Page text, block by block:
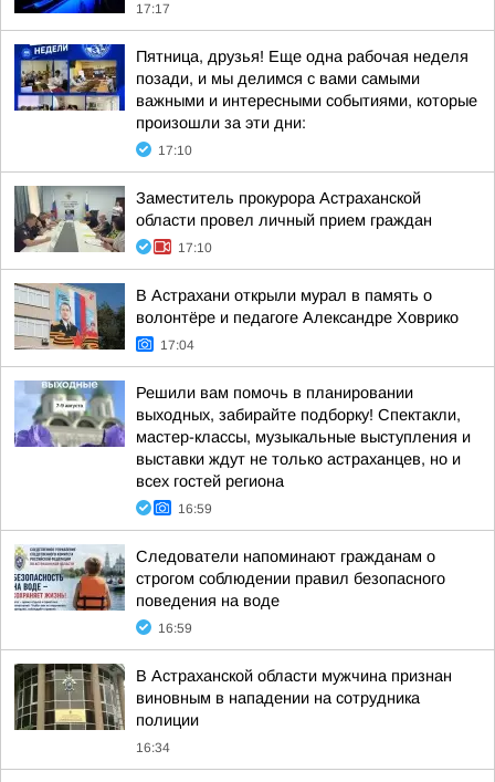
17:17
Пятница, друзья! Еще одна рабочая неделя
позади, и мы делимся с вами самыми
важными и интересными событиями, которые
произошли за эти дни:
17:10
Заместитель прокурора Астраханской
области провел личный прием граждан
17:10
В Астрахани открыли мурал в память о
волонтёре и педагоге Александре Ховрико
17:04
Решили вам помочь в планировании
выходных, забирайте подборку! Спектакли,
мастер-классы, музыкальные выступления и
выставки ждут не только астраханцев, но и
всех гостей региона
16:59
Следователи напоминают гражданам о
строгом соблюдении правил безопасного
поведения на воде
16:59
В Астраханской области мужчина признан
виновным в нападении на сотрудника
полиции
16:34